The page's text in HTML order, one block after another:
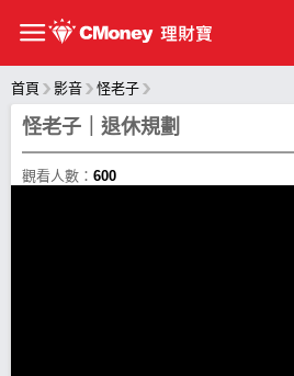
首頁 影音 怪老子
怪老子｜退休規劃
觀看人數： 600